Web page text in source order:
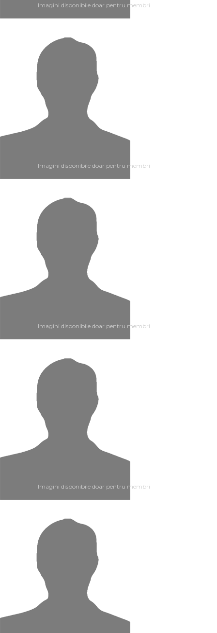
Imagini disponibile doar pentru membri
Imagini disponibile doar pentru membri
Imagini disponibile doar pentru membri
Imagini disponibile doar pentru membri